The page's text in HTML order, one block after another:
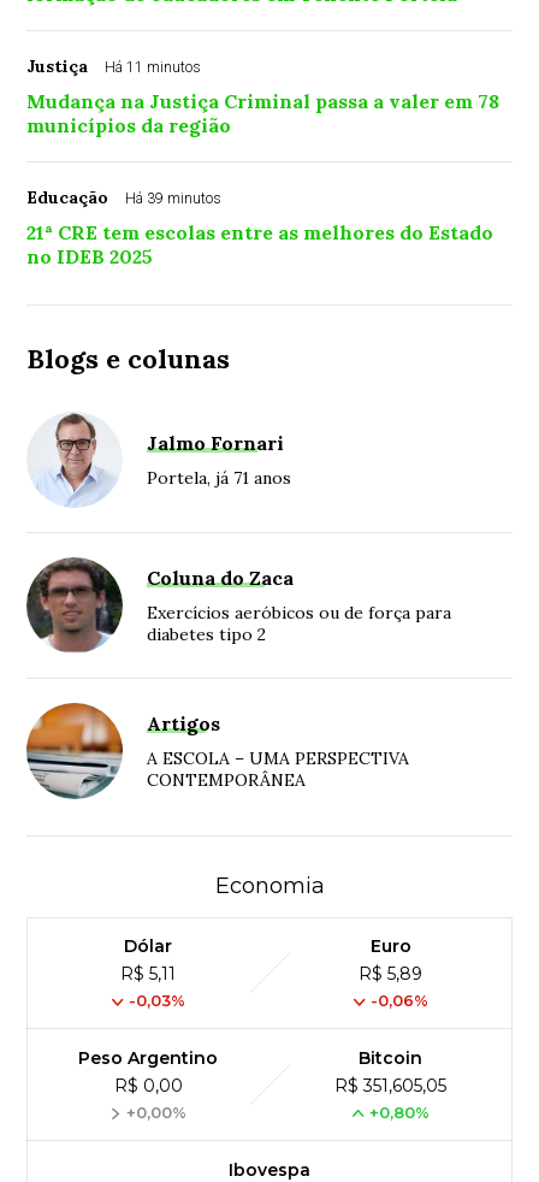
Justiça Há 11 minutos
Mudança na Justiça Criminal passa a valer em 78
municípios da região
Educação Há 39 minutos
21ª CRE tem escolas entre as melhores do Estado
no IDEB 2025
Blogs e colunas
Jalmo Fornari
Portela, já 71 anos
Coluna do Zaca
Exercícios aeróbicos ou de força para
diabetes tipo 2
Artigos
A ESCOLA – UMA PERSPECTIVA
CONTEMPORÂNEA
Economia
Dólar
R$ 5,11
-0,03%
Euro
R$ 5,89
-0,06%
Peso Argentino
R$ 0,00
+0,00%
Bitcoin
R$ 351,605,05
+0,80%
Ibovespa